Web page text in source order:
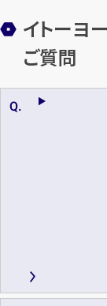
ルイ・ヴィトン モノ
ント・ドゥ・フェ ポシ
M92274
イトーヨ
ご質問